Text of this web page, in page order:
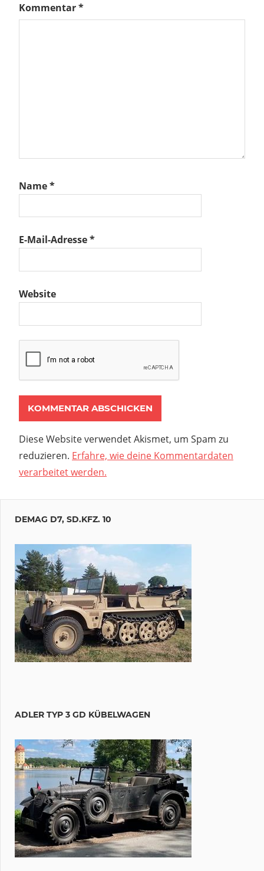
Kommentar*
Name*
E-Mail-Adresse*
Website
Diese Website verwendet Akismet, um Spam zu
reduzieren. Erfahre, wie deine Kommentardaten
verarbeitet werden.
DEMAG D7, SD.KFZ. 10
ADLER TYP 3 GD KÜBELWAGEN